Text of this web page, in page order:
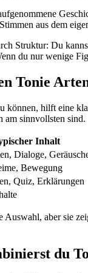
aus dem
Struktur: Du
du nur wenige
Tonie
können, hilft eine
am sinnvollsten sind.
Inhalt
Dialoge,
Bewegung
Quiz, Erklärungen
Auswahl, aber sie
du